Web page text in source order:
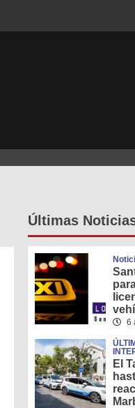
Últimas
6
El